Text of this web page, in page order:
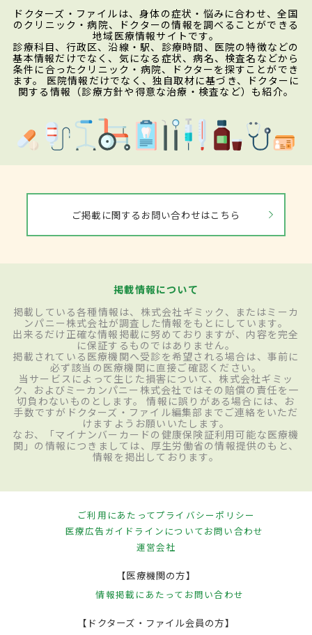
ドクターズ・ファイルは、身体の症状・悩みに合わせ、全国
のクリニック・病院、ドクターの情報を調べることができる
地域医療情報サイトです。
診療科目、行政区、沿線・駅、診療時間、医院の特徴などの
基本情報だけでなく、気になる症状、病名、検査名などから
条件に合ったクリニック・病院、ドクターを探すことができ
ます。 医院情報だけでなく、独自取材に基づき、ドクターに
関する情報（診療方針や得意な治療・検査など）も紹介。
ご掲載に関するお問い合わせはこちら
掲載情報について
掲載している各種情報は、株式会社ギミック、またはミーカ
ンパニー株式会社が調査した情報をもとにしています。
出来るだけ正確な情報掲載に努めておりますが、内容を完全
に保証するものではありません。
掲載されている医療機関へ受診を希望される場合は、事前に
必ず該当の医療機関に直接ご確認ください。
当サービスによって生じた損害について、株式会社ギミッ
ク、およびミーカンパニー株式会社ではその賠償の責任を一
切負わないものとします。 情報に誤りがある場合には、お
手数ですがドクターズ・ファイル編集部までご連絡をいただ
けますようお願いいたします。
なお、「マイナンバーカードの健康保険証利用可能な医療機
関」の情報につきましては、厚生労働省の情報提供のもと、
情報を掲出しております。
ご利用にあたってプライバシーポリシー
医療広告ガイドラインについてお問い合わせ
運営会社
【医療機関の方】
情報掲載にあたって お問い合わせ
【ドクターズ・ファイル会員の方】